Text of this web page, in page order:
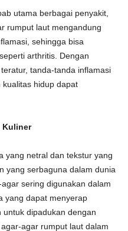
utama berbagai penyakit,
rumput laut mengandung
sehingga bisa
arthritis. Dengan
tanda-tanda inflamasi
hidup dapat
Kuliner
yang netral dan tekstur yang
yang serbaguna dalam dunia
sering digunakan dalam
yang dapat menyerap
dipadukan dengan
agar rumput laut dalam